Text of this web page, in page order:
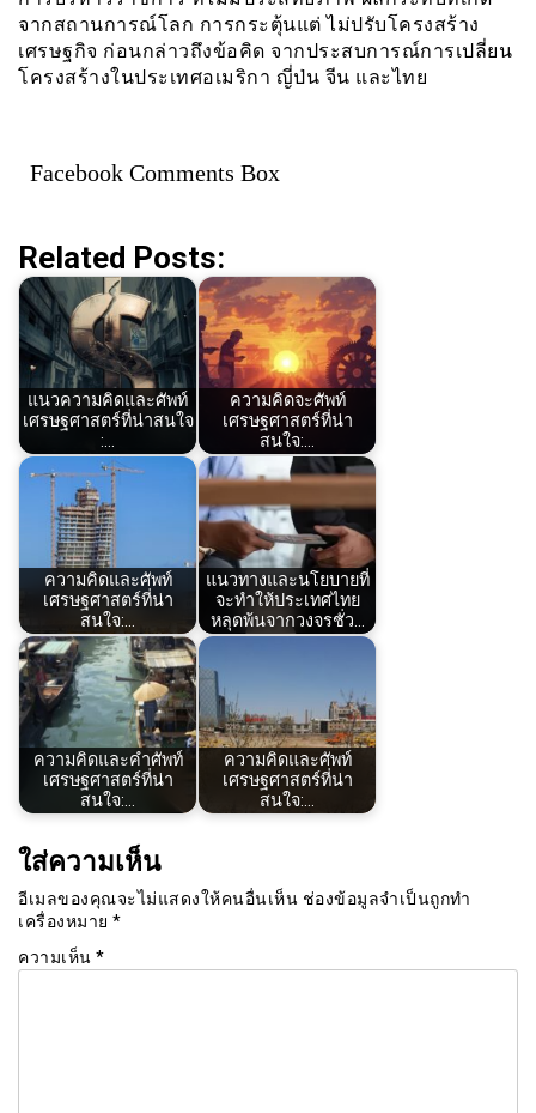
จากสถานการณ์โลก การกระตุ้นแต่ ไม่ปรับโครงสร้าง
เศรษฐกิจ ก่อนกล่าวถึงข้อคิด จากประสบการณ์การเปลี่ยน
โครงสร้างในประเทศอเมริกา ญี่ป่น จีน และไทย
Facebook Comments Box
Related Posts:
แนวความคิดและศัพท์
เศรษฐศาสตร์ที่น่าสนใจ
:…
ความคิดจะศัพท์
เศรษฐศาสตร์ที่น่า
สนใจ:…
ความคิดและศัพท์
เศรษฐศาสตร์ที่น่า
สนใจ:…
แนวทางและนโยบายที่
จะทำให้ประเทศไทย
หลุดพ้นจากวงจรชั่ว…
ความคิดและคำศัพท์
เศรษฐศาสตร์ที่น่า
สนใจ:…
ความคิดและศัพท์
เศรษฐศาสตร์ที่น่า
สนใจ:…
ใส่ความเห็น
อีเมลของคุณจะไม่แสดงให้คนอื่นเห็น ช่องข้อมูลจำเป็นถูกทำ
เครื่องหมาย *
ความเห็น *